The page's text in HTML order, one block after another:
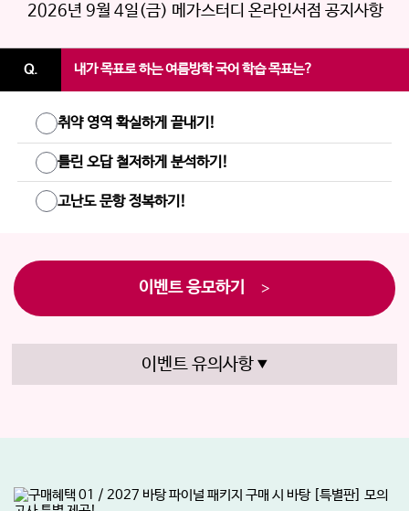
2026년 9월 4일(금) 메가스터디 온라인서점 공지사항
Q. 내가 목표로 하는 여름방학 국어 학습 목표는?
취약 영역 확실하게 끝내기!
틀린 오답 철저하게 분석하기!
고난도 문항 정복하기!
이벤트 응모하기 >
이벤트 유의사항